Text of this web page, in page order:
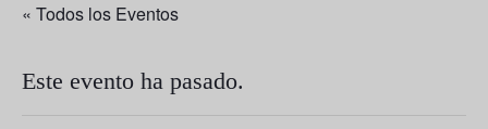
« Todos los Eventos
Este evento ha pasado.